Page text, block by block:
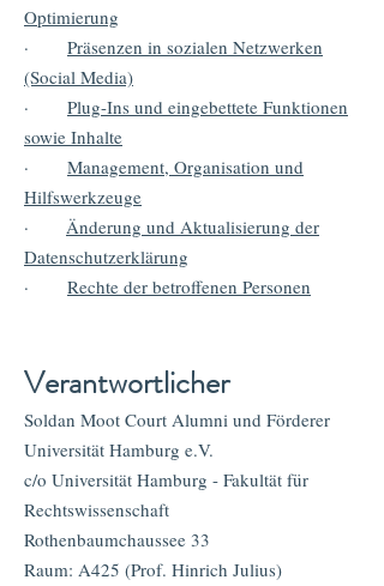
Optimierung
· Präsenzen in sozialen Netzwerken
(Social Media)
· Plug-Ins und eingebettete Funktionen
sowie Inhalte
· Management, Organisation und
Hilfswerkzeuge
·
Änderung und Aktualisierung der
Datenschutzerklärung
· Rechte der betroffenen Personen
Verantwortlicher
Soldan Moot Court Alumni und Förderer
Universität Hamburg e.V.
c/o Universität Hamburg - Fakultät für
Rechtswissenschaft
Rothenbaumchaussee 33
Raum: A425 (Prof. Hinrich Julius)